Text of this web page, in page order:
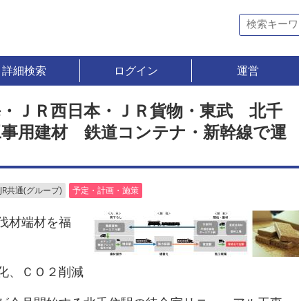
詳細検索 ログイン 運営
・ＪＲ西日本・ＪＲ貨物・東武 北千
用建材 鉄道コンテナ・新幹線で運
JR共通(グループ) 予定・計画・施策
材端材を福
、ＣＯ２削減